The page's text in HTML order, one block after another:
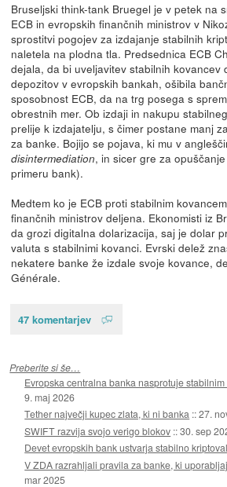
Bruseljski think-tank Bruegel je v petek na
ECB in evropskih finančnih ministrov v
sprostitvi pogojev za izdajanje stabilnih
naletela na plodna tla. Predsednica ECB
dejala, da bi uveljavitev stabilnih kovancev
depozitov v evropskih bankah, ošibila
sposobnost ECB, da na trg posega s
obrestnih mer. Ob izdaji in nakupu
prelije k izdajatelju, s čimer postane manj
za banke. Bojijo se pojava, ki mu v
disintermediation, in sicer gre za
primeru bank).
Medtem ko je ECB proti stabilnim
finančnih ministrov deljena. Ekonomisti iz
da grozi digitalna dolarizacija, saj je dolar
valuta s stabilnimi kovanci. Evrski delež
nekatere banke že izdale svoje kovance,
Générale.
47 komentarjev
Preberite si še…
Evropska centralna banka nasprotuje
9. maj 2026
Tether največji kupec zlata, ki ni banka ::27.
SWIFT razvija svojo verigo blokov ::30. sep
Devet evropskih bank ustvarja stabilno
V ZDA razrahljali pravila za banke, ki
mar 2025